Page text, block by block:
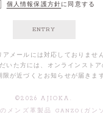
個人情報保護方針に同意する
ENTRY
メールには対応しておりません
いた方には、オンラインストア
限が近づくとお知らせが届きま
©2026 AJIOKA.
のメンズ革製品 GANZO(ガン